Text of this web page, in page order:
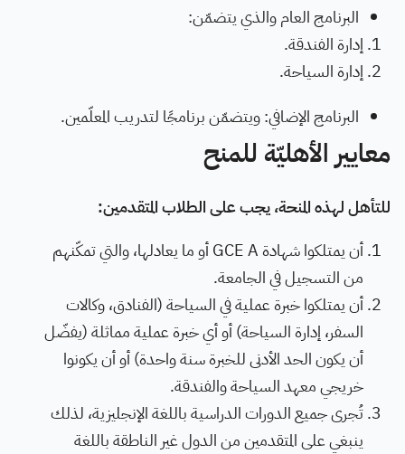
البرنامج العام والذي يتضمّن:
إدارة الفندقة.
إدارة السياحة.
البرنامج الإضافي: ويتضمّن برنامجًا لتدريب المعلّمين.
معايير الأهليّة للمنح
للتأهل لهذه المنحة، يجب على الطلاب المتقدمين:
أن يمتلكوا شهادة GCE A أو ما يعادلها، والتي تمكّنهم
من التسجيل في الجامعة.
أن يمتلكوا خبرة عملية في السياحة (الفنادق، وكالات
السفر، إدارة السياحة) أو أي خبرة عملية مماثلة (يفضّل
أن يكون الحد الأدنى للخبرة سنة واحدة) أو أن يكونوا
خريجي معهد السياحة والفندقة.
تُجرى جميع الدورات الدراسية باللغة الإنجليزية، لذلك
ينبغي على المتقدمين من الدول غير الناطقة باللغة